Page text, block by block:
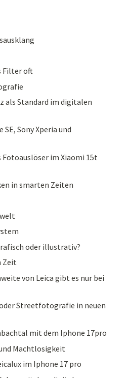
Filter oft
als Standard im digitalen
SE, Sony Xperia und
im Xiaomi 15t
in smarten Zeiten
oder illustrativ?
Zeit
von Leica gibt es nur bei
Streetfotografie in neuen
mit dem Iphone 17pro
Machtlosigkeit
im Iphone 17 pro